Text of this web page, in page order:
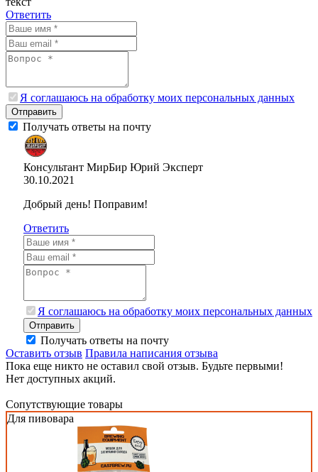
Ответить
Я соглашаюсь на обработку моих персональных данных
Отправить
Получать ответы на почту
Консультант МирБир Юрий Эксперт
30.10.2021
Добрый день! Поправим!
Ответить
Я соглашаюсь на обработку моих персональных данных
Отправить
Получать ответы на почту
Оставить отзыв Правила написания отзыва
Пока еще никто не оставил свой отзыв. Будьте первыми!
Нет доступных акций.
Сопутствующие товары
Для пивовара